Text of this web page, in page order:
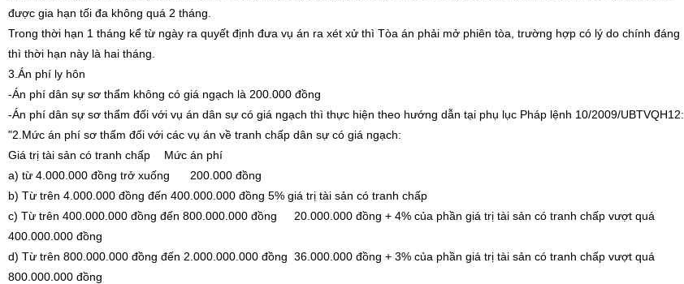
được gia hạn tối đa không quá 2 tháng.
Trong thời hạn 1 tháng kể từ ngày ra quyết định đưa vụ án ra xét xử thì Tòa án phải mở phiên tòa, trường hợp có lý do chính đáng
thì thời hạn này là hai tháng.
3.Án phí ly hôn
-Án phí dân sự sơ thẩm không có giá ngạch là 200.000 đồng
-Án phí dân sự sơ thẩm đối với vụ án dân sự có giá ngạch thì thực hiện theo hướng dẫn tại phụ lục Pháp lệnh 10/2009/UBTVQH12:
"2.Mức án phí sơ thẩm đối với các vụ án về tranh chấp dân sự có giá ngạch:
Giá trị tài sản có tranh chấp
Mức án phí
a) từ 4.000.000 đồng trở xuống
200.000 đồng
b) Từ trên 4.000.000 đồng đến 400.000.000 đồng 5% giá trị tài sản có tranh chấp
c) Từ trên 400.000.000 đồng đến 800.000.000 đồng
20.000.000 đồng + 4% của phần giá trị tài sản có tranh chấp vượt quá
400.000.000 đồng
d) Từ trên 800.000.000 đồng đến 2.000.000.000 đồng 36.000.000 đồng + 3% của phần giá trị tài sản có tranh chấp vượt quá
800.000.000 đồng